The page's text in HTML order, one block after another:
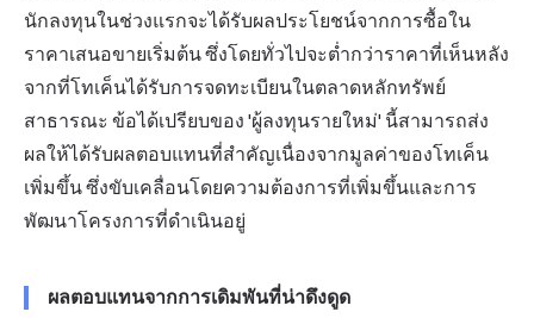
นักลงทุนในช่วงแรกจะได้รับผลประโยชน์จากการซื้อใน
ราคาเสนอขายเริ่มต้น ซึ่งโดยทั่วไปจะต่ำกว่าราคาที่เห็นหลัง
จากที่โทเค็นได้รับการจดทะเบียนในตลาดหลักทรัพย์
สาธารณะ ข้อได้เปรียบของ 'ผู้ลงทุนรายใหม่' นี้สามารถส่ง
ผลให้ได้รับผลตอบแทนที่สำคัญเนื่องจากมูลค่าของโทเค็น
เพิ่มขึ้น ซึ่งขับเคลื่อนโดยความต้องการที่เพิ่มขึ้นและการ
พัฒนาโครงการที่ดำเนินอยู่
ผลตอบแทนจากการเดิมพันที่น่าดึงดูด